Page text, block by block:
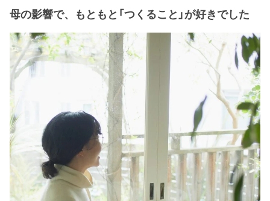
母の影響で、もともと「つくること」が好きでした